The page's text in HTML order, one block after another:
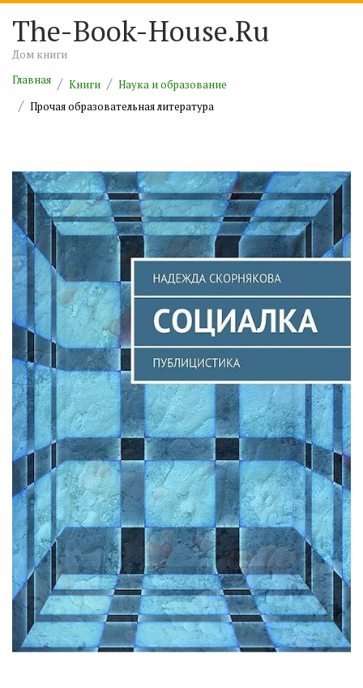
The-Book-House.Ru
Дом книги
Главная
Книги
Наука и образование
Прочая образовательная литература